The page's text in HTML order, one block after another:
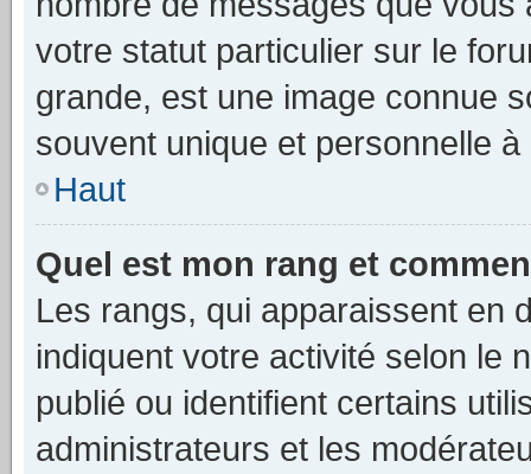
votre statut particulier sur le
grande, est une image connue
souvent unique et personnelle
Haut
Quel est mon rang et
Les rangs, qui apparaissent en
indiquent votre activité selon le
publié ou identifient certains
administrateurs et les